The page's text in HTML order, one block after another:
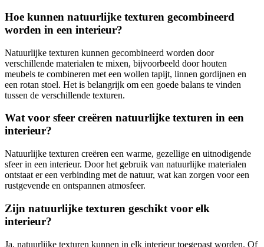
Hoe kunnen natuurlijke texturen gecombineerd
worden in een interieur?
Natuurlijke texturen kunnen gecombineerd worden door
verschillende materialen te mixen, bijvoorbeeld door houten
meubels te combineren met een wollen tapijt, linnen gordijnen en
een rotan stoel. Het is belangrijk om een goede balans te vinden
tussen de verschillende texturen.
Wat voor sfeer creëren natuurlijke texturen in een
interieur?
Natuurlijke texturen creëren een warme, gezellige en uitnodigende
sfeer in een interieur. Door het gebruik van natuurlijke materialen
ontstaat er een verbinding met de natuur, wat kan zorgen voor een
rustgevende en ontspannen atmosfeer.
Zijn natuurlijke texturen geschikt voor elk
interieur?
Ja, natuurlijke texturen kunnen in elk interieur toegepast worden. Of